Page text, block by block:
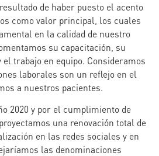
de haber puesto el acento
como valor principal, los cuales
en la calidad de nuestro
su capacitación, su
trabajo en equipo. Consideramos
laborales son un reflejo en el
a nuestros pacientes.
2020 y por el cumplimiento de
una renovación total de
en las redes sociales y en
las denominaciones